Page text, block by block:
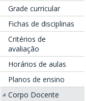
Grade curricular
Fichas de disciplinas
Critérios de
avaliação
Horários de aulas
Planos de ensino
Corpo Docente